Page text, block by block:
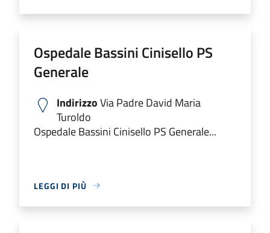
Ospedale Bassini Cinisello PS
Generale
IndirizzoVia Padre David Maria
Turoldo
Ospedale Bassini Cinisello PS Generale...
LEGGI DI PIÙ